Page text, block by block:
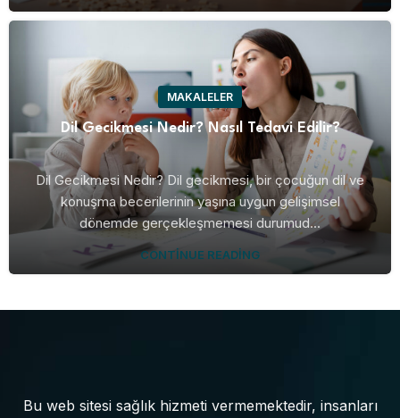
MAKALELER
Dil Gecikmesi Nedir? Nasıl Tedavi Edilir?
Dil Gecikmesi Nedir? Dil gecikmesi, bir çocuğun dil ve
konuşma becerilerinin yaşına uygun gelişimsel
dönemde gerçekleşmemesi durumud...
CONTINUE READING
Bu web sitesi sağlık hizmeti vermemektedir, insanları